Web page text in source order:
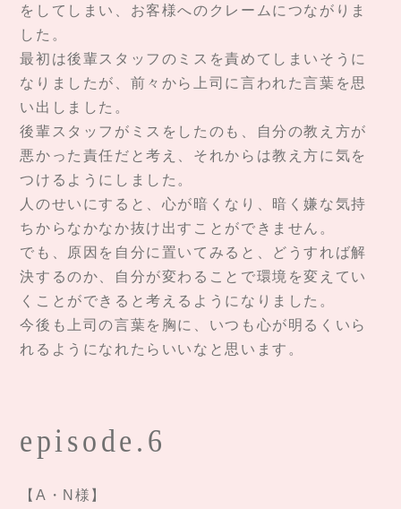
をしてしまい、お客様へのクレームにつながりま
した。
最初は後輩スタッフのミスを責めてしまいそうに
なりましたが、前々から上司に言われた言葉を思
い出しました。
後輩スタッフがミスをしたのも、自分の教え方が
悪かった責任だと考え、それからは教え方に気を
つけるようにしました。
人のせいにすると、心が暗くなり、暗く嫌な気持
ちからなかなか抜け出すことができません。
でも、原因を自分に置いてみると、どうすれば解
決するのか、自分が変わることで環境を変えてい
くことができると考えるようになりました。
今後も上司の言葉を胸に、いつも心が明るくいら
れるようになれたらいいなと思います。
episode.6
【A・N様】